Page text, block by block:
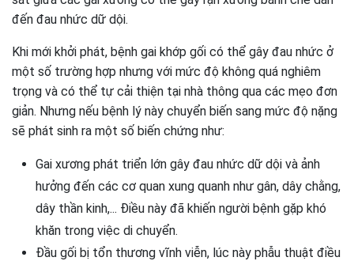
đến đau nhức dữ dội.
Khi mới khởi phát, bệnh gai khớp gối có thể gây đau nhức ở
một số trường hợp nhưng với mức độ không quá nghiêm
trọng và có thể tự cải thiện tại nhà thông qua các mẹo đơn
giản. Nhưng nếu bệnh lý này chuyển biến sang mức độ nặng
sẽ phát sinh ra một số biến chứng như:
Gai xương phát triển lớn gây đau nhức dữ dội và ảnh
hưởng đến các cơ quan xung quanh như gân, dây chằng,
dây thần kinh,... Điều này đã khiến người bệnh gặp khó
khăn trong việc di chuyển.
Đầu gối bị tổn thương vĩnh viễn, lúc này phẫu thuật điều